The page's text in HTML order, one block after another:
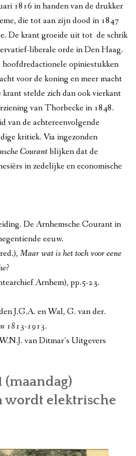
1816 in handen van de drukker
die tot aan zijn dood in 1847
De krant groeide uit tot de schrik
liberale orde in Den Haag.
opiniestukken
voor de koning en meer macht
stelde zich dan ook vierkant
van Thorbecke in 1848.
van de achtereenvolgende
kritiek. Via ingezonden
Courantblijken dat de
in zedelijke en economische
De Arnhemsche Courant in
eeuw.
Maar wat is het toch voor eene
Arnhem), pp.5-23.
J.G.A. en Wal, G. van der.
1813-1913.
van Ditmar’s Uitgevers
(maandag)
wordt elektrische